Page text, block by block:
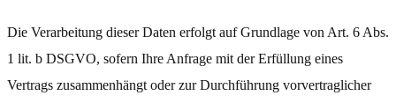
Die Verarbeitung dieser Daten erfolgt auf Grundlage von Art. 6 Abs.
1 lit. b DSGVO, sofern Ihre Anfrage mit der Erfüllung eines
Vertrags zusammenhängt oder zur Durchführung vorvertraglicher